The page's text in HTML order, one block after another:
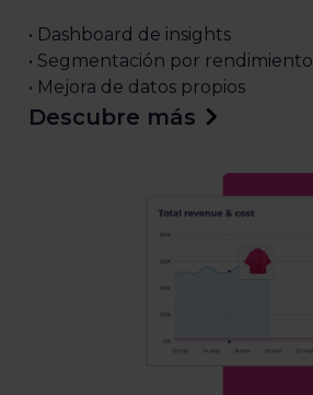
• Dashboard de insights
• Segmentación por rendimiento
• Mejora de datos propios
Descubre más